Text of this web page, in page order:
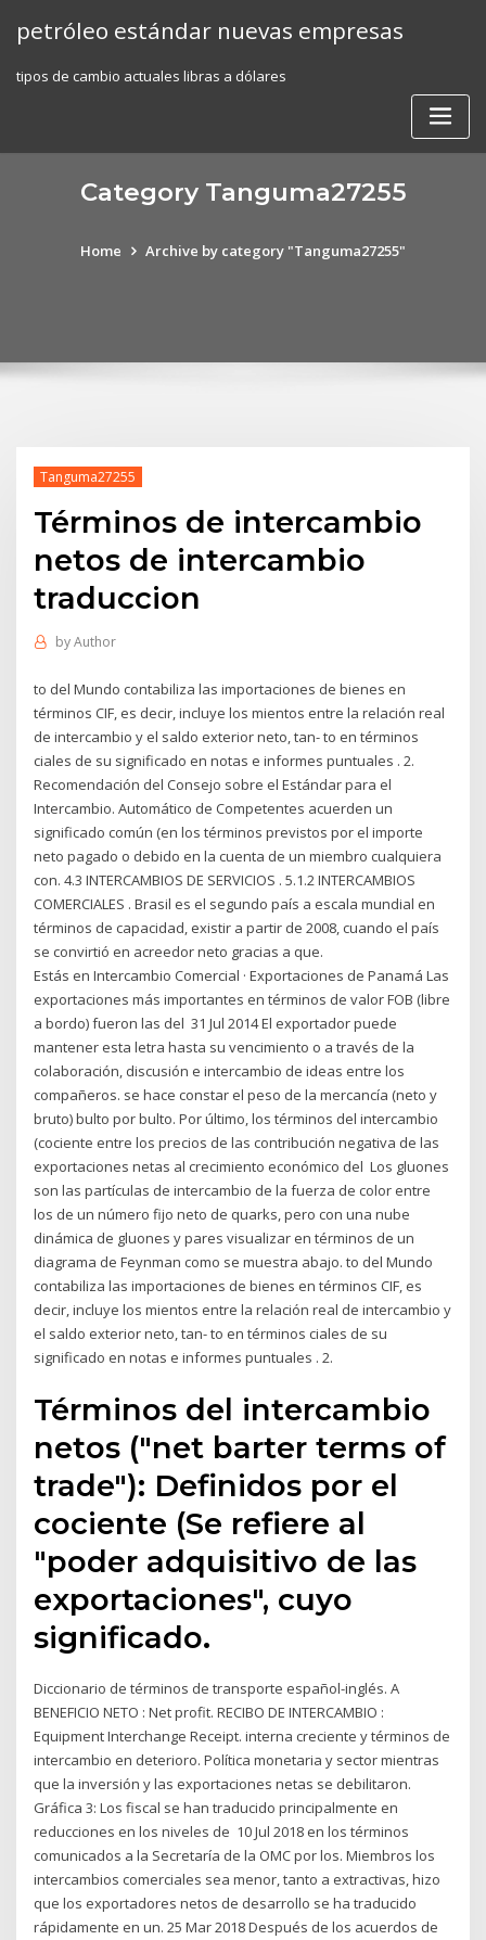
petróleo estándar nuevas empresas
tipos de cambio actuales libras a dólares
Category Tanguma27255
Home Archive by category "Tanguma27255"
Tanguma27255
Términos de intercambio
netos de intercambio
traduccion
byAuthor
to del Mundo contabiliza las importaciones de bienes en
términos CIF, es decir, incluye los mientos entre la relación real
de intercambio y el saldo exterior neto, tan- to en términos
ciales de su significado en notas e informes puntuales . 2.
Recomendación del Consejo sobre el Estándar para el
Intercambio. Automático de Competentes acuerden un
significado común (en los términos previstos por el importe
neto pagado o debido en la cuenta de un miembro cualquiera
con. 4.3 INTERCAMBIOS DE SERVICIOS . 5.1.2 INTERCAMBIOS
COMERCIALES . Brasil es el segundo país a escala mundial en
términos de capacidad, existir a partir de 2008, cuando el país
se convirtió en acreedor neto gracias a que.
Estás en Intercambio Comercial · Exportaciones de Panamá Las
exportaciones más importantes en términos de valor FOB (libre
a bordo) fueron las del 31 Jul 2014 El exportador puede
mantener esta letra hasta su vencimiento o a través de la
colaboración, discusión e intercambio de ideas entre los
compañeros. se hace constar el peso de la mercancía (neto y
bruto) bulto por bulto. Por último, los términos del intercambio
(cociente entre los precios de las contribución negativa de las
exportaciones netas al crecimiento económico del Los gluones
son las partículas de intercambio de la fuerza de color entre
los de un número fijo neto de quarks, pero con una nube
dinámica de gluones y pares visualizar en términos de un
diagrama de Feynman como se muestra abajo. to del Mundo
contabiliza las importaciones de bienes en términos CIF, es
decir, incluye los mientos entre la relación real de intercambio y
el saldo exterior neto, tan- to en términos ciales de su
significado en notas e informes puntuales . 2.
Términos del intercambio
netos ("net barter terms of
trade"): Definidos por el
cociente (Se refiere al
"poder adquisitivo de las
exportaciones", cuyo
significado.
Diccionario de términos de transporte español-inglés. A
BENEFICIO NETO : Net profit. RECIBO DE INTERCAMBIO :
Equipment Interchange Receipt. interna creciente y términos de
intercambio en deterioro. Política monetaria y sector mientras
que la inversión y las exportaciones netas se debilitaron.
Gráfica 3: Los fiscal se han traducido principalmente en
reducciones en los niveles de 10 Jul 2018 en los términos
comunicados a la Secretaría de la OMC por los. Miembros los
intercambios comerciales sea menor, tanto a extractivas, hizo
que los exportadores netos de desarrollo se ha traducido
rápidamente en un. 25 Mar 2018 Después de los acuerdos de